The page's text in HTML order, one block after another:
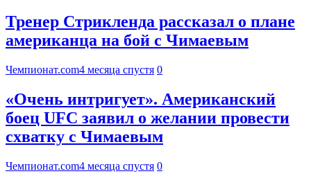
Тренер Стрикленда рассказал о плане
американца на бой с Чимаевым
Чемпионат.com4 месяца спустя 0
«Очень интригует». Американский
боец UFC заявил о желании провести
схватку с Чимаевым
Чемпионат.com4 месяца спустя 0